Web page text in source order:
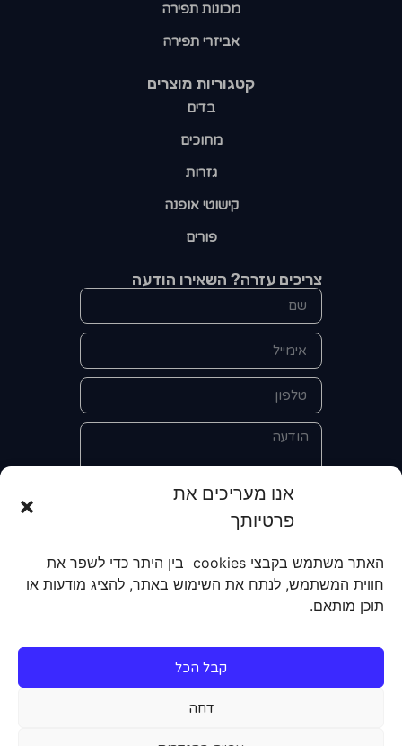
אנו מעריכים את
פרטיותך
האתר משתמש בקבצי cookies בין היתר כדי לשפר את
חווית המשתמש, לנתח את השימוש באתר, להציג מודעות או
תוכן מותאם.
קבל הכל
דחה
קטגוריות מוצרים​
בדים
מחוכים
גזרות
קישוטי אופנה
פורים
מכונות תפירה
אביזרי תפירה
צריכים עזרה? השאירו הודעה
אני מאשר/ת את מסירת הפרטים
קבלת מידע על מוצרים, שירותים, מועדון
לקוחות. אני מודע/ת שאוכל לבטל את
הרישום שלי בכל עת ושעל מסירת הפרטים